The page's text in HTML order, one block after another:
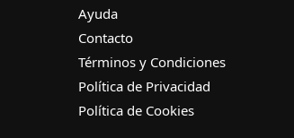
Ayuda
Contacto
Términos y Condiciones
Política de Privacidad
Política de Cookies